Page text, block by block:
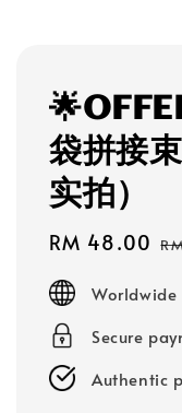
袋拼接
实拍）
Sale
RM 48.00
Secure
Authentic